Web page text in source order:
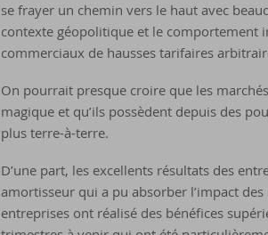
se frayer un chemin vers le haut avec
contexte géopolitique et le comportement
commerciaux de hausses tarifaires
On pourrait presque croire que les
magique et qu’ils possèdent depuis des
plus terre-à-terre.
D’une part, les excellents résultats des
amortisseur qui a pu absorber l’impact
entreprises ont réalisé des bénéfices